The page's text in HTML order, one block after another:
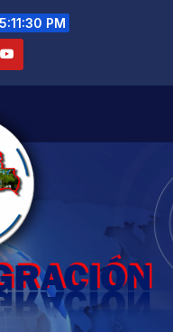
5:11:31 PM